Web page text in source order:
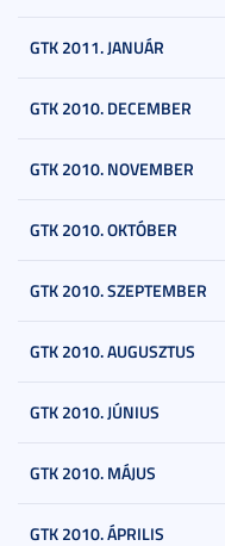
GTK 2011. JANUÁR
GTK 2010. DECEMBER
GTK 2010. NOVEMBER
GTK 2010. OKTÓBER
GTK 2010. SZEPTEMBER
GTK 2010. AUGUSZTUS
GTK 2010. JÚNIUS
GTK 2010. MÁJUS
GTK 2010. ÁPRILIS